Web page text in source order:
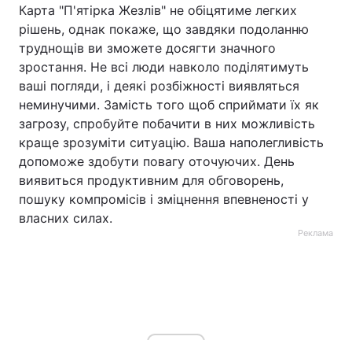
Карта "П'ятірка Жезлів" не обіцятиме легких
рішень, однак покаже, що завдяки подоланню
труднощів ви зможете досягти значного
зростання. Не всі люди навколо поділятимуть
ваші погляди, і деякі розбіжності виявляться
неминучими. Замість того щоб сприймати їх як
загрозу, спробуйте побачити в них можливість
краще зрозуміти ситуацію. Ваша наполегливість
допоможе здобути повагу оточуючих. День
виявиться продуктивним для обговорень,
пошуку компромісів і зміцнення впевненості у
власних силах.
Реклама